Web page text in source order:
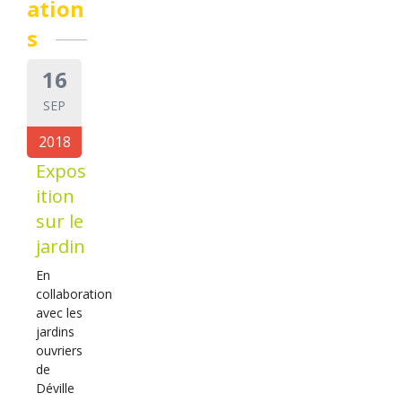
ation
s
16
SEP
2018
Expos
ition
sur le
jardin
En
collaboration
avec les
jardins
ouvriers
de
Déville